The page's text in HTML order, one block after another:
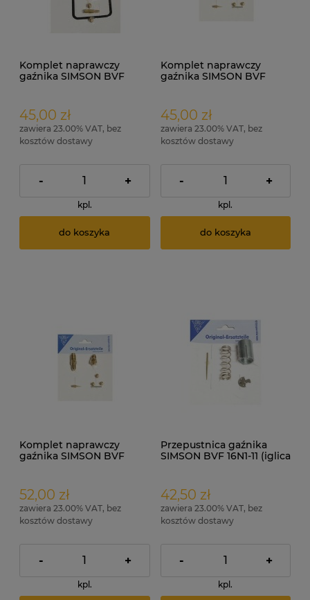
Komplet naprawczy
gaźnika SIMSON BVF
45,00 zł
zawiera 23.00% VAT, bez
kosztów dostawy
- +
kpl.
do koszyka
Komplet naprawczy
gaźnika SIMSON BVF
45,00 zł
zawiera 23.00% VAT, bez
kosztów dostawy
- +
kpl.
do koszyka
Komplet naprawczy
gaźnika SIMSON BVF
52,00 zł
zawiera 23.00% VAT, bez
kosztów dostawy
- +
kpl.
Przepustnica gaźnika
SIMSON BVF 16N1-11 (iglica
42,50 zł
zawiera 23.00% VAT, bez
kosztów dostawy
- +
kpl.